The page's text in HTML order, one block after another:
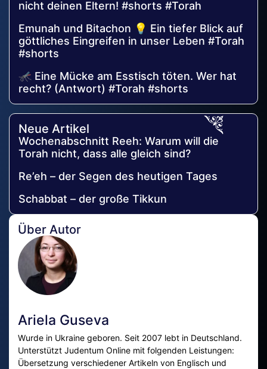
nicht deinen Eltern! #shorts #Torah
Emunah und Bitachon 💡 Ein tiefer Blick auf
göttliches Eingreifen in unser Leben #Torah
#shorts
🦟 Eine Mücke am Esstisch töten. Wer hat
recht? (Antwort) #Torah #shorts
Neue Artikel
Wochenabschnitt Reeh: Warum will die
Torah nicht, dass alle gleich sind?
Re’eh – der Segen des heutigen Tages
Schabbat – der große Tikkun
Über Autor
Ariela Guseva
Wurde in Ukraine geboren. Seit 2007 lebt in Deutschland.
Unterstützt Judentum Online mit folgenden Leistungen:
Übersetzung verschiedener Artikeln von Englisch und